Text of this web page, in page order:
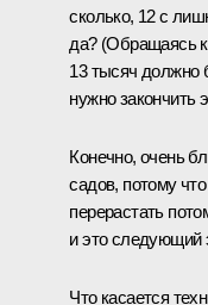
сколько, 12 с
да? (Обращаясь
13 тысяч должно
нужно закончить
Конечно, очень
садов, потому
перерастать
и это следующий
Что касается